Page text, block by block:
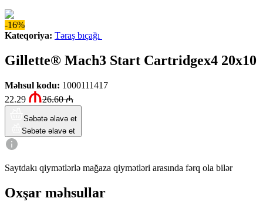
-16%
Kateqoriya: Təraş bıçağı
Gillette® Mach3 Start Cartridgex4 20x10
Məhsul kodu: 1000111417
22.29
26.60₼
Səbətə əlavə et
Səbətə əlavə et
Saytdakı qiymətlərlə mağaza qiymətləri arasında fərq ola bilər
Oxşar məhsullar